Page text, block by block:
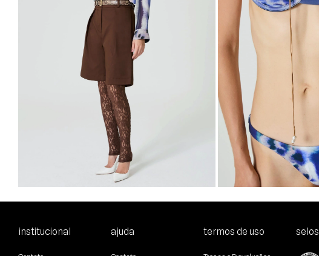
44
R$432,00
R$540,00
xdeR$108,00sem juros
M
institucional ajuda termos de uso selos